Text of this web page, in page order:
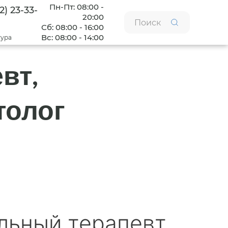
23-33-
Пн-Пт: 08:00 -
20:00
Сб: 08:00 - 16:00
Вс: 08:00 - 14:00